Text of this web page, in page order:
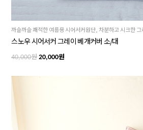
까슬까슬 쾌적한 여름용 시어서커원단, 차분하고 시크한 그
스노우 시어서커 그레이 베개커버 소/대
40,000원20,000원